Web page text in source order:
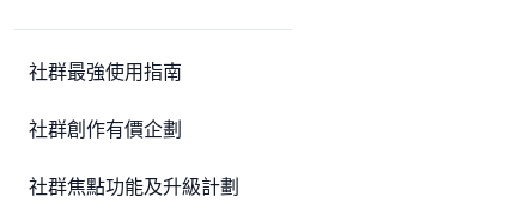
社群最強使用指南
社群創作有價企劃
社群焦點功能及升級計劃